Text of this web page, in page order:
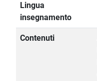
Lingua
insegnamento
Contenuti